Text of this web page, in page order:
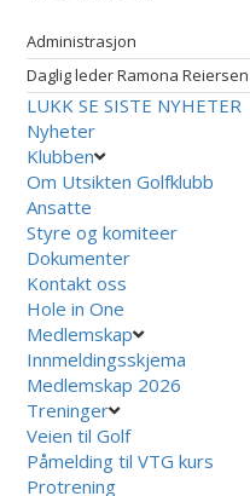
Administrasjon
Daglig leder Ramona Reiersen
LUKK SE SISTE NYHETER
Nyheter
Klubben
Om Utsikten Golfklubb
Ansatte
Styre og komiteer
Dokumenter
Kontakt oss
Hole in One
Medlemskap
Innmeldingsskjema
Medlemskap 2026
Treninger
Veien til Golf
Påmelding til VTG kurs
Protrening